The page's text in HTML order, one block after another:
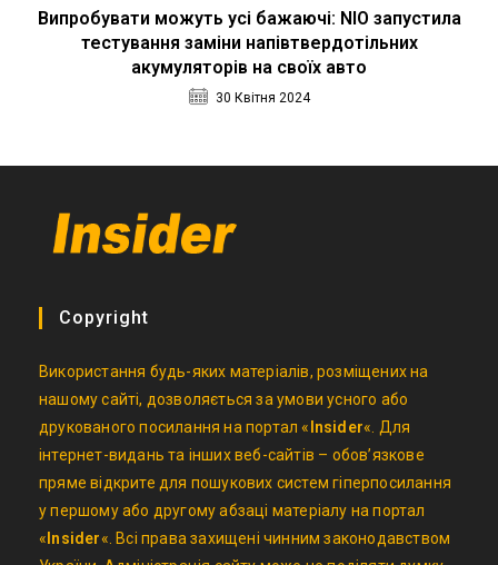
Випробувати можуть усі бажаючі: NIO запустила
тестування заміни напівтвердотільних
акумуляторів на своїх авто
30 Квітня 2024
Copyright
Використання будь-яких матеріалів, розміщених на
нашому сайті, дозволяється за умови усного або
друкованого посилання на портал « Insider«. Для
інтернет-видань та інших веб-сайтів – обов’язкове
пряме відкрите для пошукових систем гіперпосилання
у першому або другому абзаці матеріалу на портал
« Insider«. Всі права захищені чинним законодавством